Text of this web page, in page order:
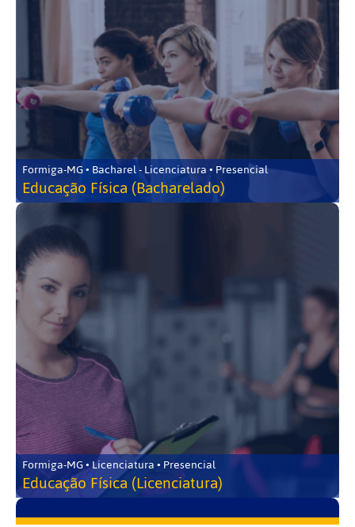
Formiga-MG • Bacharel - Licenciatura • Presencial
Educação Física (Bacharelado)
Formiga-MG • Licenciatura • Presencial
Educação Física (Licenciatura)